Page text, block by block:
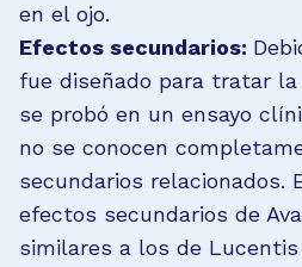
en el ojo.
Efectos secundarios:
fue diseñado para tratar la
se probó en un ensayo
no se conocen
secundarios relacionados.
efectos secundarios de
similares a los de